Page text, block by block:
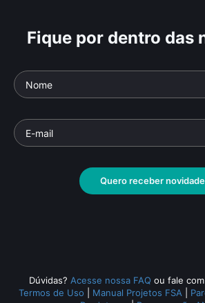
Fique por dentro das
Quero receber
Dúvidas? Acesse nossa FAQ ou fale
Termos de Uso
Manual Projetos FSA